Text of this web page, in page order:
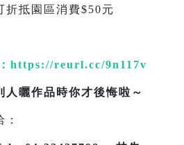
折抵園區消費$50元
https://reurl.cc/9n117v
人曬作品時你才後悔啦～